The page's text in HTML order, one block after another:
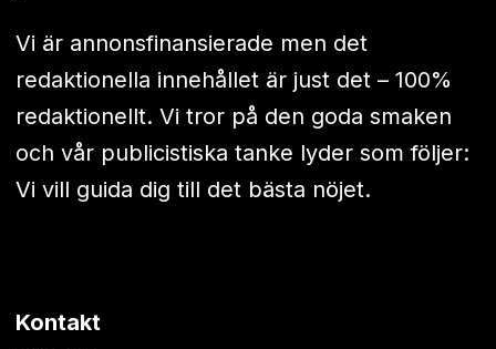
Vi är annonsfinansierade men det
redaktionella innehållet är just det – 100%
redaktionellt. Vi tror på den goda smaken
och vår publicistiska tanke lyder som följer:
Vi vill guida dig till det bästa nöjet.
Kontakt